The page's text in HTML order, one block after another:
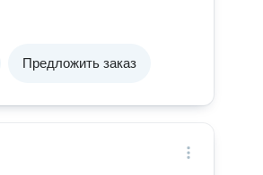
Предложить заказ